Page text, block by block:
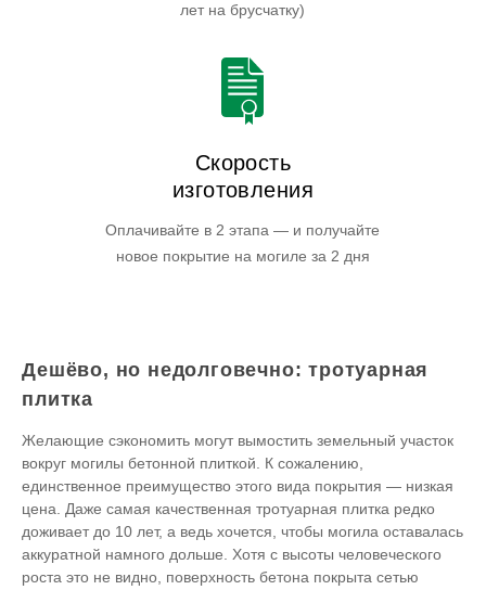
лет на брусчатку)
Скорость
изготовления
Оплачивайте в 2 этапа — и получайте
новое покрытие на могиле за 2 дня
Дешёво, но недолговечно: тротуарная
плитка
Желающие сэкономить могут вымостить земельный участок
вокруг могилы бетонной плиткой. К сожалению,
единственное преимущество этого вида покрытия — низкая
цена. Даже самая качественная тротуарная плитка редко
доживает до 10 лет, а ведь хочется, чтобы могила оставалась
аккуратной намного дольше. Хотя с высоты человеческого
роста это не видно, поверхность бетона покрыта сетью